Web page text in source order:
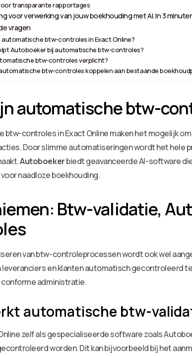
transparante rapportages
voor verwerking van jouw boekhouding met AI. In 3
vragen
automatische btw-controles in Exact Online?
Autoboeker bij automatische btw-controles?
btw-controles verplicht?
btw-controles koppelen aan bestaande
automatische btw-
btw-controles in Exact Online maken het mogelijk
Door slimme automatiseringen wordt het hele
Autoboekerbiedt geavanceerde AI-software
voor naadloze boekhouding.
Btw-validatie,
van btw-controleprocessen wordt ook wel
leveranciers en klanten automatisch gecontroleerd
conforme administratie.
automatische btw-
zelf als gespecialiseerde software zoals
worden. Dit kan bijvoorbeeld bij het